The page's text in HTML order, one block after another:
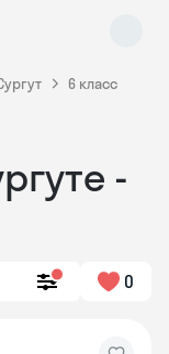
6 класс
-
0